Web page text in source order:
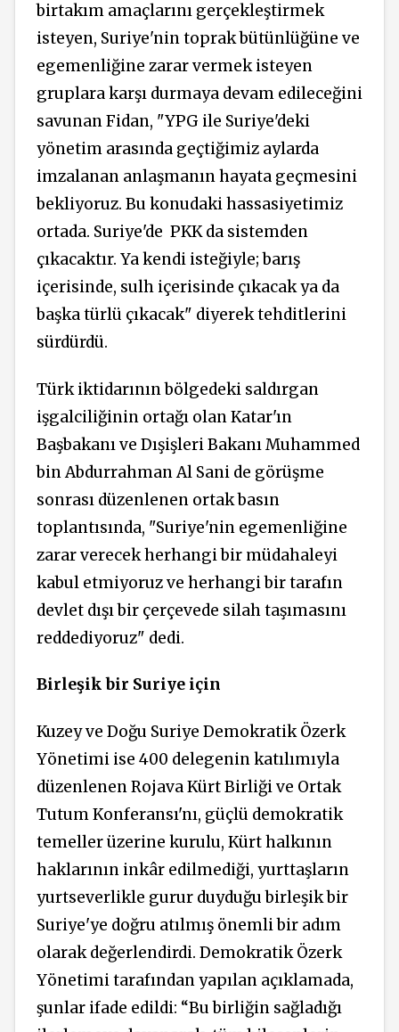
birtakım amaçlarını gerçekleştirmek
isteyen, Suriye'nin toprak bütünlüğüne ve
egemenliğine zarar vermek isteyen
gruplara karşı durmaya devam edileceğini
savunan Fidan, "YPG ile Suriye'deki
yönetim arasında geçtiğimiz aylarda
imzalanan anlaşmanın hayata geçmesini
bekliyoruz. Bu konudaki hassasiyetimiz
ortada. Suriye'de PKK da sistemden
çıkacaktır. Ya kendi isteğiyle; barış
içerisinde, sulh içerisinde çıkacak ya da
başka türlü çıkacak" diyerek tehditlerini
sürdürdü.
Türk iktidarının bölgedeki saldırgan
işgalciliğinin ortağı olan Katar'ın
Başbakanı ve Dışişleri Bakanı Muhammed
bin Abdurrahman Al Sani de görüşme
sonrası düzenlenen ortak basın
toplantısında, "Suriye'nin egemenliğine
zarar verecek herhangi bir müdahaleyi
kabul etmiyoruz ve herhangi bir tarafın
devlet dışı bir çerçevede silah taşımasını
reddediyoruz" dedi.
Birleşik bir Suriye için
Kuzey ve Doğu Suriye Demokratik Özerk
Yönetimi ise 400 delegenin katılımıyla
düzenlenen Rojava Kürt Birliği ve Ortak
Tutum Konferansı'nı, güçlü demokratik
temeller üzerine kurulu, Kürt halkının
haklarının inkâr edilmediği, yurttaşların
yurtseverlikle gurur duyduğu birleşik bir
Suriye'ye doğru atılmış önemli bir adım
olarak değerlendirdi. Demokratik Özerk
Yönetimi tarafından yapılan açıklamada,
şunlar ifade edildi: “Bu birliğin sağladığı